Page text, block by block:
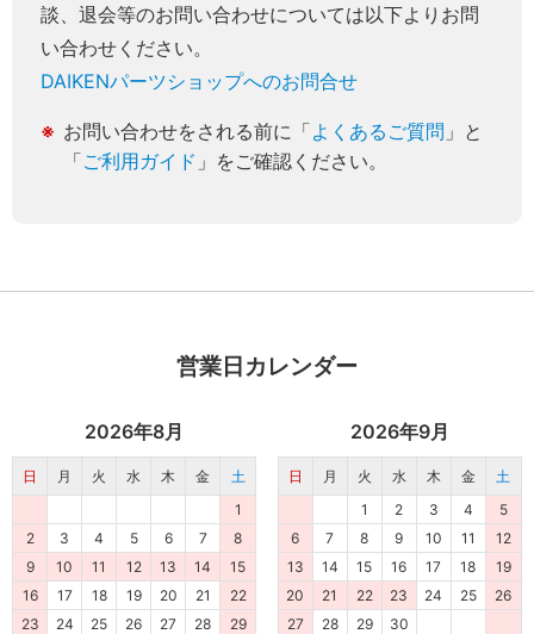
談、退会等のお問い合わせについては以下よりお問
い合わせください。
DAIKENパーツショップへのお問合せ
お問い合わせをされる前に「よくあるご質問 」と
「ご利用ガイド 」をご確認ください。
営業日カレンダー
2026年8月
日 月 火 水 木 金
土
1
2
3 4 5 6 7
8
9
10 11 12 13 14
15
16
17 18 19 20 21
22
23
24 25 26 27 28
29
2026年9月
日 月 火 水 木 金
土
1
2 3 4
5
6
7 8 9 10 11
12
13
14 15 16 17 18
19
20
21 22 23 24 25
26
27
28 29 30